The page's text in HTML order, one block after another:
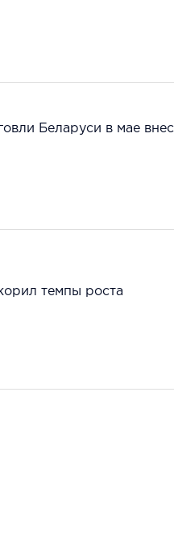
Беларуси в мае
темпы роста